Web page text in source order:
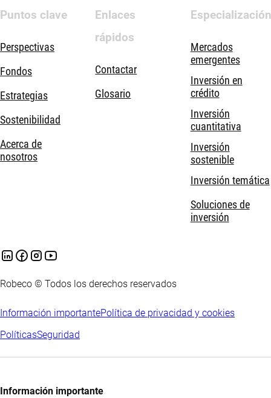
Puntos clave
Perspectivas
Fondos
Estrategias
Sostenibilidad
Acerca de
nosotros
Enlaces
rápidos
Contactar
Glosario
Especialización
Mercados
emergentes
Inversión en
crédito
Inversión
cuantitativa
Inversión
sostenible
Inversión temática
Soluciones de
inversión
Robeco © Todos los derechos reservados
Información importantePolítica de privacidad y cookies
PolíticasSeguridad
Información importante